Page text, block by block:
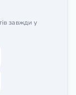
завжди у